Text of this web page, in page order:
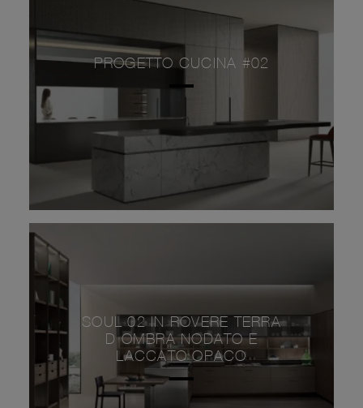
PROGETTO CUCINA #02
SOUL 02 IN ROVERE TERRA
D OMBRA NODATO E
LACCATO OPACO